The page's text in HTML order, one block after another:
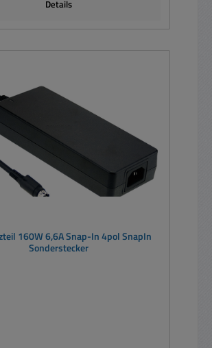
Details
160W 6,6A Snap-In 4pol SnapIn
Sonderstecker